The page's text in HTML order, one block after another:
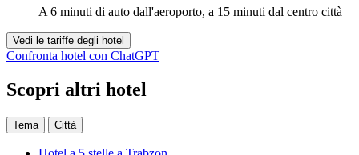
A 6 minuti di auto dall'aeroporto, a 15 minuti dal centro città
Vedi le tariffe degli hotel
Confronta hotel con ChatGPT
Scopri altri hotel
Tema Città